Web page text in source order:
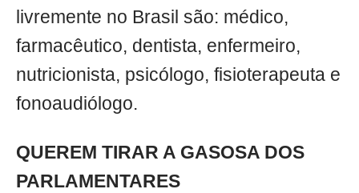
livremente no Brasil são: médico,
farmacêutico, dentista, enfermeiro,
nutricionista, psicólogo, fisioterapeuta e
fonoaudiólogo.
QUEREM TIRAR A GASOSA DOS
PARLAMENTARES